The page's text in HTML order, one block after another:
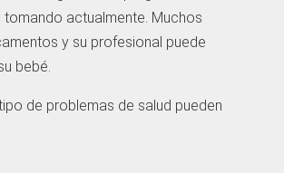
actualmente. Muchos
y su profesional puede
bebé.
de problemas de salud pueden